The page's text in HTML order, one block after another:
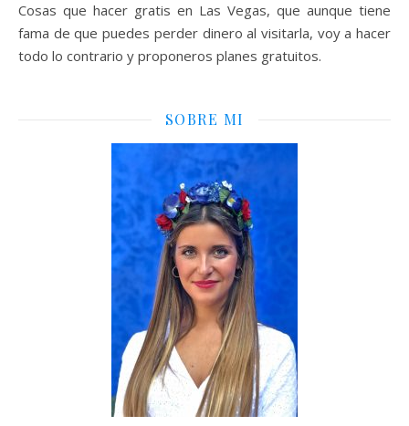
Cosas que hacer gratis en Las Vegas, que aunque tiene
fama de que puedes perder dinero al visitarla, voy a hacer
todo lo contrario y proponeros planes gratuitos.
SOBRE MI